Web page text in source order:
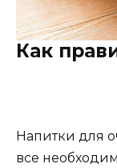
Как
Напитки для
все